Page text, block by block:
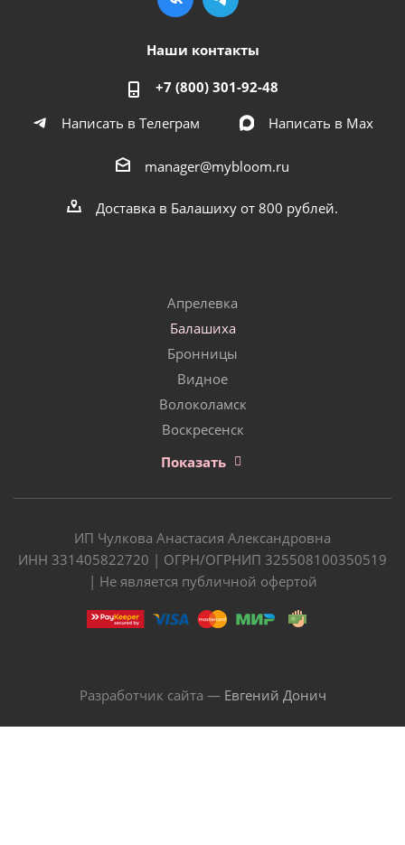
Наши контакты
+7 (800) 301-92-48
Написать в Телеграм
Написать в Мах
manager@mybloom.ru
Доставка в Балашиху от 800 рублей.
Апрелевка
Балашиха
Бронницы
Видное
Волоколамск
Воскресенск
Показать
ИП Чулкова Анастасия Александровна
ИНН 331405822720 | ОГРН/ОГРНИП 325508100350519
| Не является публичной офертой
Разработчик сайта — Евгений Донич